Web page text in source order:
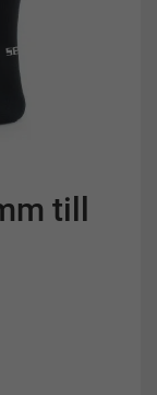
till